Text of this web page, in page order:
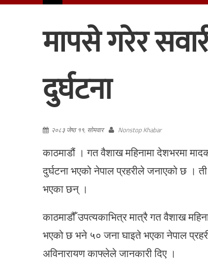
मापसे गरेर
दुर्घटना
२०८३ जेष्ठ ११, सोमवार Nonstop Khabar
काठमाडौं । गत वैशाख महिनामा देशभरमा
दुर्घटना भएको नेपाल प्रहरीले जनाएको छ ।
भएका छन् ।
काठमाडौँ उपत्यकाभित्र मात्रै गत वैशाख
भएको छ भने ५० जना घाइते भएका नेपाल
अविनारायण काफ्लेले जानकारी दिए ।